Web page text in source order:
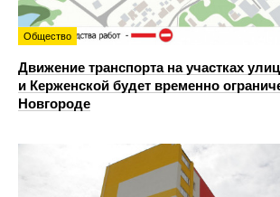
Общество
Движение транспорта на участках
и Керженской будет временно
Новгороде